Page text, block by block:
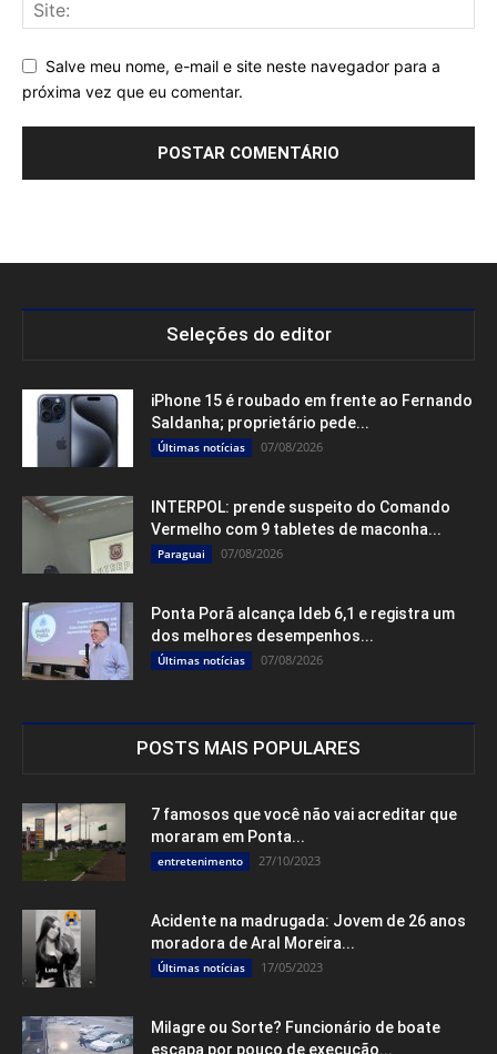
Salve meu nome, e-mail e site neste navegador para a
próxima vez que eu comentar.
Seleções do editor
iPhone 15 é roubado em frente ao Fernando
Saldanha; proprietário pede...
Últimas notícias 07/08/2026
INTERPOL: prende suspeito do Comando
Vermelho com 9 tabletes de maconha...
Paraguai 07/08/2026
Ponta Porã alcança Ideb 6,1 e registra um
dos melhores desempenhos...
Últimas notícias 07/08/2026
POSTS MAIS POPULARES
7 famosos que você não vai acreditar que
moraram em Ponta...
entretenimento 27/10/2023
Acidente na madrugada: Jovem de 26 anos
moradora de Aral Moreira...
Últimas notícias 17/05/2023
Milagre ou Sorte? Funcionário de boate
escapa por pouco de execução...